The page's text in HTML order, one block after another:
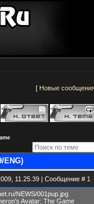
[ Новые
ENG)
11.25.39 | Сообщение # 1
NEWS/001pup.jpg
Avatar: The Game